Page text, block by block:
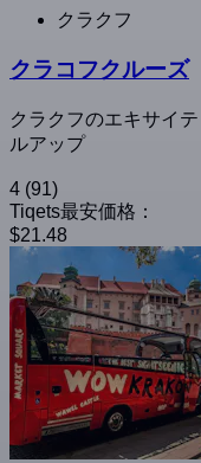
クラクフ
クラコフクルーズ
クラクフのエキサイ
ルアップ
4 (91)
Tiqets最安価格：
$21.48